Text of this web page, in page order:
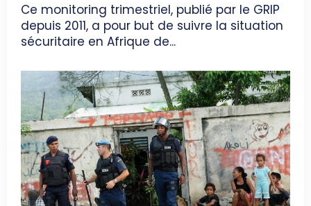
Ce monitoring trimestriel, publié par le GRIP
depuis 2011, a pour but de suivre la situation
sécuritaire en Afrique de...